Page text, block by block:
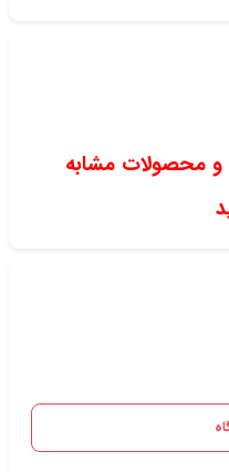
و محصولات مشابه